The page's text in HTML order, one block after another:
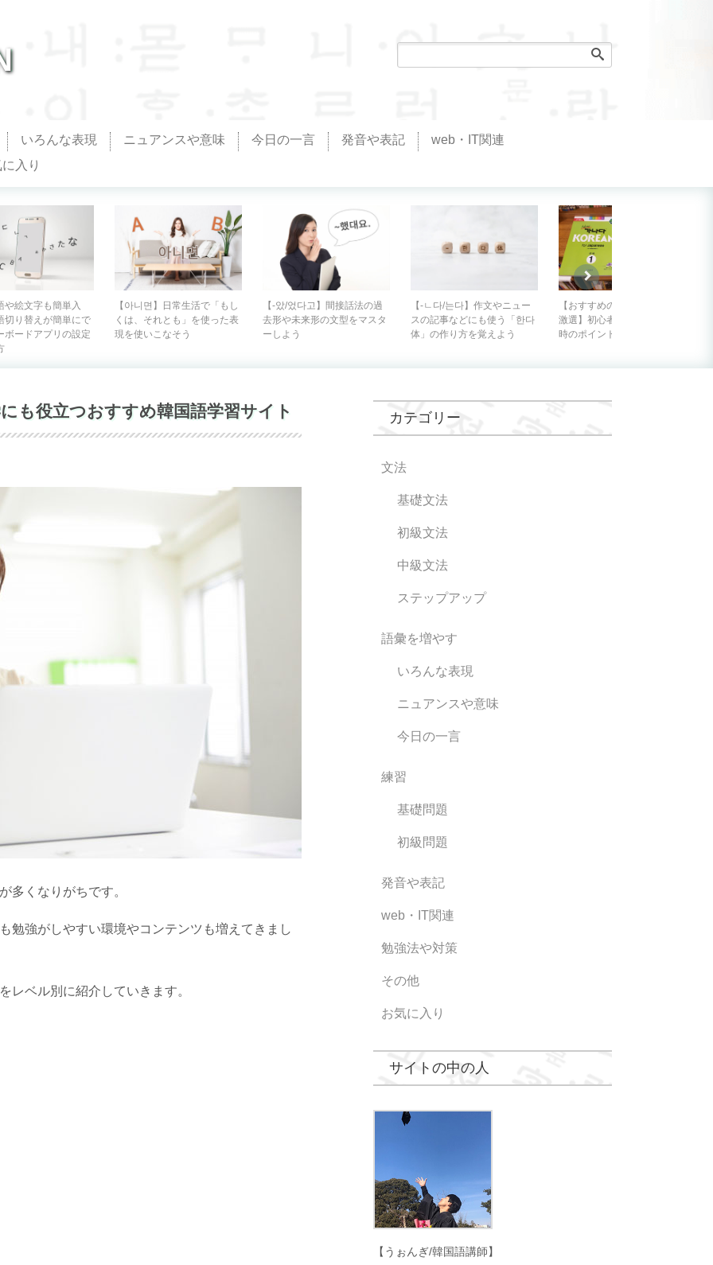
いろんな表現 ニュアンスや意味 今日の一言 発音や表記
web・IT関連
入り
】日常生活で「もし
れとも」を使った表
こなそう
【-았/었다고】間接話法の過
去形や未来形の文型をマスタ
ーしよう
【-ㄴ다/는다】作文やニュー
スの記事などにも使う「한다
体」の作り方を覚えよう
【おすすめの韓国語の教材を
激選】初心者が教科書を選ぶ
時のポイントは？
【-러 가다/오다】目的を持っ
て出かける時に使う表現『～
しに行く』
も役立つおすすめ韓国語学習サイト
多くなりがちです。
勉強がしやすい環境やコンテンツも増えてきまし
レベル別に紹介していきます。
カテゴリー
文法
基礎文法
初級文法
中級文法
ステップアップ
語彙を増やす
いろんな表現
ニュアンスや意味
今日の一言
練習
基礎問題
初級問題
発音や表記
web・IT関連
勉強法や対策
その他
お気に入り
サイトの中の人
うぉんぎ
【うぉんぎ/韓国語講師】